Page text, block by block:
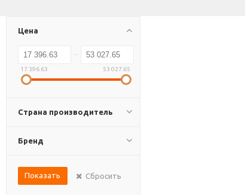
Цена
17 396.63 53 027.65
Страна производитель
Бренд
Показать Сбросить